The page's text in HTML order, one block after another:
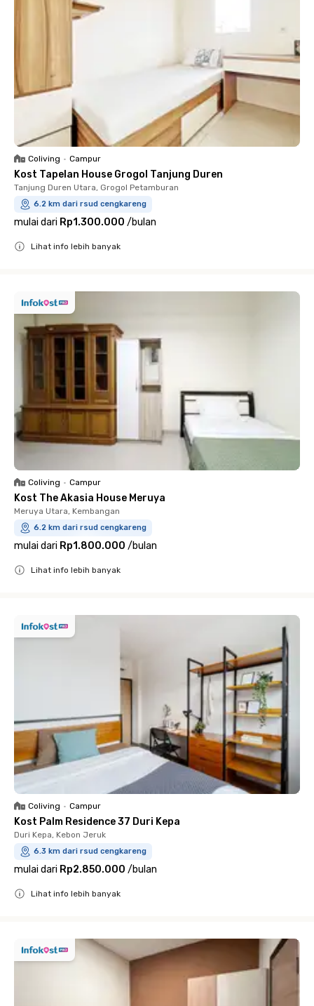
Coliving • Campur
Kost Tapelan House Grogol Tanjung Duren
Tanjung Duren Utara, Grogol Petamburan
6.2 km dari rsud cengkareng
mulai dari Rp1.300.000 /bulan
Lihat info lebih banyak
Coliving • Campur
Kost The Akasia House Meruya
Meruya Utara, Kembangan
6.2 km dari rsud cengkareng
mulai dari Rp1.800.000 /bulan
Lihat info lebih banyak
Coliving • Campur
Kost Palm Residence 37 Duri Kepa
Duri Kepa, Kebon Jeruk
6.3 km dari rsud cengkareng
mulai dari Rp2.850.000 /bulan
Lihat info lebih banyak